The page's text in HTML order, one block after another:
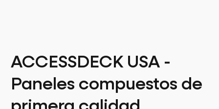
ACCESSDECK USA -
Paneles compuestos de